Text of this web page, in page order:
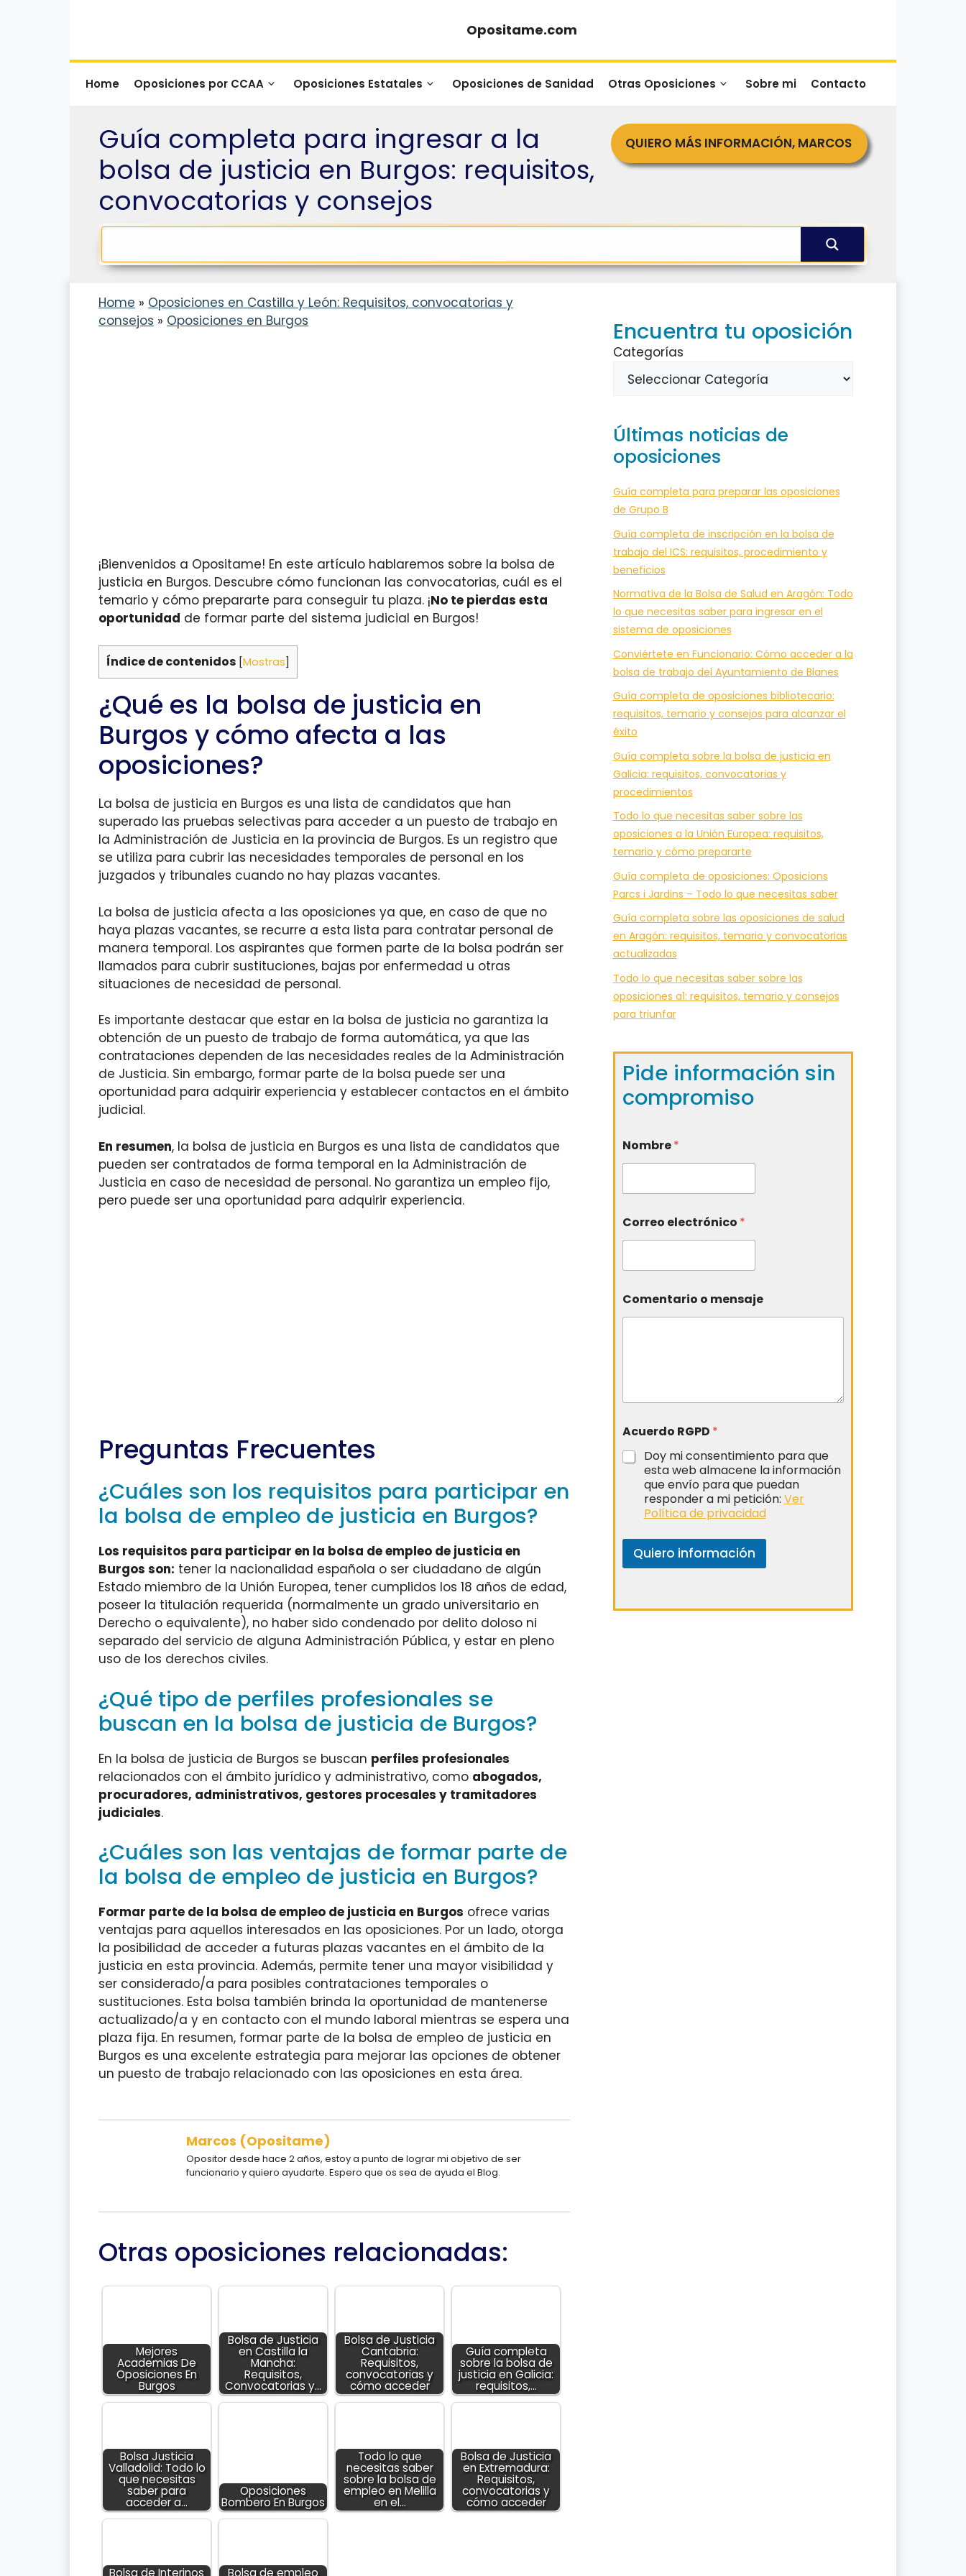
Opositame.com
Home Oposiciones por CCAA Oposiciones Estatales Oposiciones de Sanidad Otras Oposiciones Sobre mi Contacto
Guía completa para ingresar a la
bolsa de justicia en Burgos: requisitos,
convocatorias y consejos
QUIERO MÁS INFORMACIÓN, MARCOS
Home » Oposiciones en Castilla y León: Requisitos, convocatorias y
consejos » Oposiciones en Burgos
¡Bienvenidos a Opositame! En este artículo hablaremos sobre la bolsa de
justicia en Burgos. Descubre cómo funcionan las convocatorias, cuál es el
temario y cómo prepararte para conseguir tu plaza. ¡No te pierdas esta
oportunidad de formar parte del sistema judicial en Burgos!
Índice de contenidos [Mostras]
¿Qué es la bolsa de justicia en
Burgos y cómo afecta a las
oposiciones?
La bolsa de justicia en Burgos es una lista de candidatos que han
superado las pruebas selectivas para acceder a un puesto de trabajo en
la Administración de Justicia en la provincia de Burgos. Es un registro que
se utiliza para cubrir las necesidades temporales de personal en los
juzgados y tribunales cuando no hay plazas vacantes.
La bolsa de justicia afecta a las oposiciones ya que, en caso de que no
haya plazas vacantes, se recurre a esta lista para contratar personal de
manera temporal. Los aspirantes que formen parte de la bolsa podrán ser
llamados para cubrir sustituciones, bajas por enfermedad u otras
situaciones de necesidad de personal.
Es importante destacar que estar en la bolsa de justicia no garantiza la
obtención de un puesto de trabajo de forma automática, ya que las
contrataciones dependen de las necesidades reales de la Administración
de Justicia. Sin embargo, formar parte de la bolsa puede ser una
oportunidad para adquirir experiencia y establecer contactos en el ámbito
judicial.
En resumen, la bolsa de justicia en Burgos es una lista de candidatos que
pueden ser contratados de forma temporal en la Administración de
Justicia en caso de necesidad de personal. No garantiza un empleo fijo,
pero puede ser una oportunidad para adquirir experiencia.
Preguntas Frecuentes
¿Cuáles son los requisitos para participar en
la bolsa de empleo de justicia en Burgos?
Los requisitos para participar en la bolsa de empleo de justicia en
Burgos son: tener la nacionalidad española o ser ciudadano de algún
Estado miembro de la Unión Europea, tener cumplidos los 18 años de edad,
poseer la titulación requerida (normalmente un grado universitario en
Derecho o equivalente), no haber sido condenado por delito doloso ni
separado del servicio de alguna Administración Pública, y estar en pleno
uso de los derechos civiles.
¿Qué tipo de perfiles profesionales se
buscan en la bolsa de justicia de Burgos?
En la bolsa de justicia de Burgos se buscan perfiles profesionales
relacionados con el ámbito jurídico y administrativo, como abogados,
procuradores, administrativos, gestores procesales y tramitadores
judiciales.
¿Cuáles son las ventajas de formar parte de
la bolsa de empleo de justicia en Burgos?
Formar parte de la bolsa de empleo de justicia en Burgos ofrece varias
ventajas para aquellos interesados en las oposiciones. Por un lado, otorga
la posibilidad de acceder a futuras plazas vacantes en el ámbito de la
justicia en esta provincia. Además, permite tener una mayor visibilidad y
ser considerado/a para posibles contrataciones temporales o
sustituciones. Esta bolsa también brinda la oportunidad de mantenerse
actualizado/a y en contacto con el mundo laboral mientras se espera una
plaza fija. En resumen, formar parte de la bolsa de empleo de justicia en
Burgos es una excelente estrategia para mejorar las opciones de obtener
un puesto de trabajo relacionado con las oposiciones en esta área.
Marcos (Opositame)
Opositor desde hace 2 años, estoy a punto de lograr mi objetivo de ser
funcionario y quiero ayudarte. Espero que os sea de ayuda el Blog.
Otras oposiciones relacionadas:
Mejores
Academias De
Oposiciones En
Burgos
Bolsa de Justicia
en Castilla la
Mancha:
Requisitos,
Convocatorias y…
Bolsa de Justicia
Cantabria:
Requisitos,
convocatorias y
cómo acceder
Guía completa
sobre la bolsa de
justicia en Galicia:
requisitos,…
Bolsa Justicia
Valladolid: Todo lo
que necesitas
saber para
acceder a…
Oposiciones
Bombero En Burgos
Todo lo que
necesitas saber
sobre la bolsa de
empleo en Melilla
en el…
Bolsa de Justicia
en Extremadura:
Requisitos,
convocatorias y
cómo acceder
Bolsa de Interinos Bolsa de empleo
Encuentra tu oposición
Categorías
Últimas noticias de
oposiciones
Guía completa para preparar las oposiciones
de Grupo B
Guía completa de inscripción en la bolsa de
trabajo del ICS: requisitos, procedimiento y
beneficios
Normativa de la Bolsa de Salud en Aragón: Todo
lo que necesitas saber para ingresar en el
sistema de oposiciones
Conviértete en Funcionario: Cómo acceder a la
bolsa de trabajo del Ayuntamiento de Blanes
Guía completa de oposiciones bibliotecario:
requisitos, temario y consejos para alcanzar el
éxito
Guía completa sobre la bolsa de justicia en
Galicia: requisitos, convocatorias y
procedimientos
Todo lo que necesitas saber sobre las
oposiciones a la Unión Europea: requisitos,
temario y cómo prepararte
Guía completa de oposiciones: Oposicions
Parcs i Jardins – Todo lo que necesitas saber
Guía completa sobre las oposiciones de salud
en Aragón: requisitos, temario y convocatorias
actualizadas
Todo lo que necesitas saber sobre las
oposiciones a1: requisitos, temario y consejos
para triunfar
Pide información sin
compromiso
Nombre*
Correo electrónico *
Comentario o mensaje
Acuerdo RGPD *
Doy mi consentimiento para que
esta web almacene la información
que envío para que puedan
responder a mi petición: Ver
Política de privacidad
Quiero información